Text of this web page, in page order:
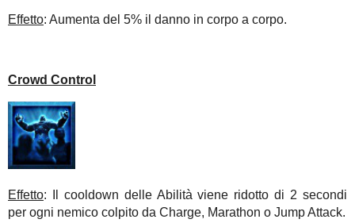
Effetto: Aumenta del 5% il danno in corpo a corpo.
Crowd Control
Effetto: Il cooldown delle Abilità viene ridotto di 2 secondi
per ogni nemico colpito da Charge, Marathon o Jump Attack.